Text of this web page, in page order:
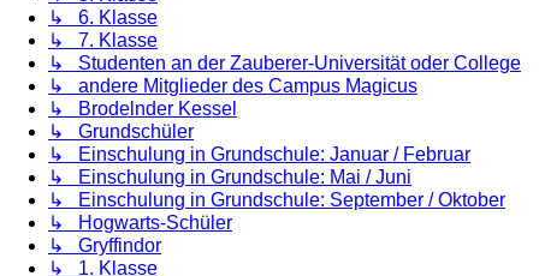
↳ 6. Klasse
↳ 7. Klasse
↳ Studenten an der Zauberer-Universität oder College
↳ andere Mitglieder des Campus Magicus
↳ Brodelnder Kessel
↳ Grundschüler
↳ Einschulung in Grundschule: Januar / Februar
↳ Einschulung in Grundschule: Mai / Juni
↳ Einschulung in Grundschule: September / Oktober
↳ Hogwarts-Schüler
↳ Gryffindor
↳ 1. Klasse